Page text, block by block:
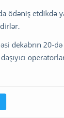
ödəniş etdikdə
dekabrın 20-